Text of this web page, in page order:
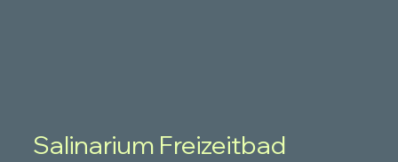
Salinarium Freizeitbad